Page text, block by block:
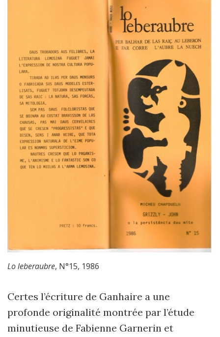
Lo leberaubre, N°15, 1986
Certes l’écriture de Ganhaire a une
profonde originalité montrée par l’étude
minutieuse de Fabienne Garnerin et